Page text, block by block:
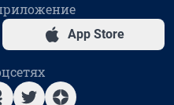
App Store